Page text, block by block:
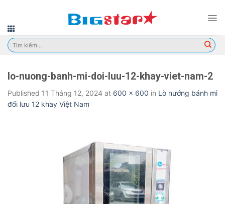
content
Tìm
kiếm:
lo-nuong-banh-mi-doi-luu-12-khay-viet-nam-2
Published 11 Tháng 12, 2024 at 600 × 600 in Lò nướng bánh mì
đối lưu 12 khay Việt Nam